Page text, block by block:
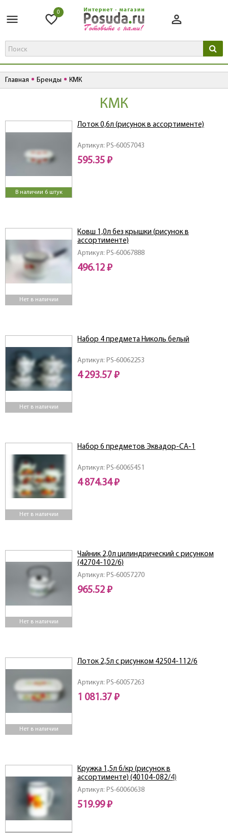
0
Главная Бренды КМК
КМК
В наличии 6 штук
Артикул: PS-60057043
Лоток 0,6л (рисунок в ассортименте)
595.35 ₽
Нет в наличии
Артикул: PS-60067888
Ковш 1,0л без крышки (рисунок в
ассортименте)
496.12 ₽
Нет в наличии
Артикул: PS-60062253
Набор 4 предмета Николь белый
4 293.57 ₽
Нет в наличии
Артикул: PS-60065451
Набор 6 предметов Эквадор-СА-1
4 874.34 ₽
Нет в наличии
Артикул: PS-60057270
Чайник 2,0л цилиндрический с рисунком
(42704-102/6)
965.52 ₽
Нет в наличии
Артикул: PS-60057263
Лоток 2,5л с рисунком 42504-112/6
1 081.37 ₽
Артикул: PS-60060638
Кружка 1,5л б/кр (рисунок в
ассортименте) (40104-082/4)
519.99 ₽